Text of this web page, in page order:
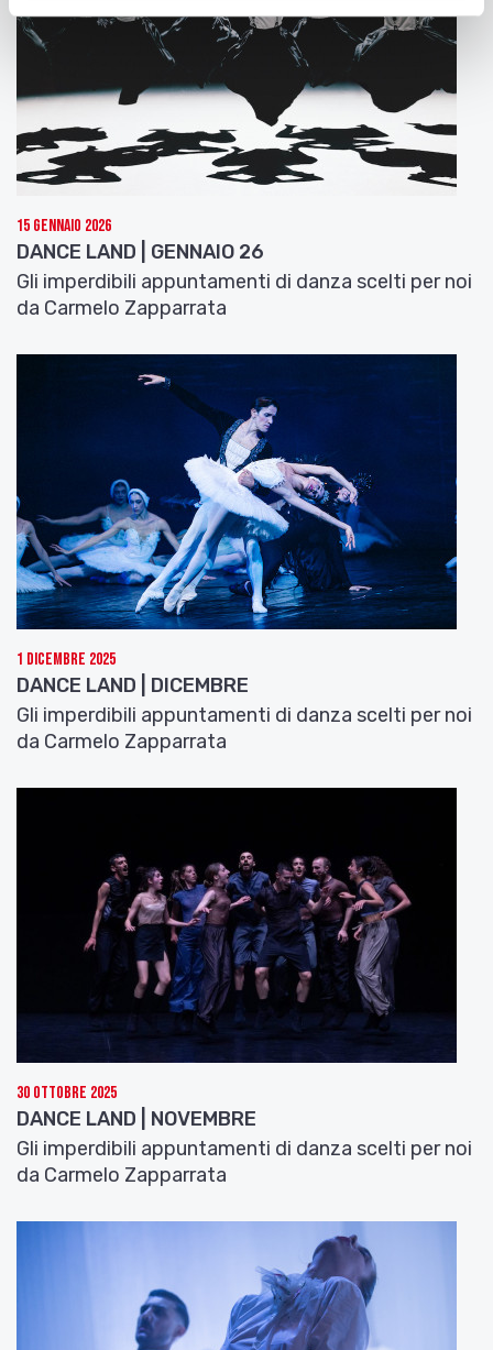
15 Gennaio 2026
DANCE LAND | GENNAIO 26
Gli imperdibili appuntamenti di danza scelti per noi
da Carmelo Zapparrata
1 Dicembre 2025
DANCE LAND | DICEMBRE
Gli imperdibili appuntamenti di danza scelti per noi
da Carmelo Zapparrata
30 Ottobre 2025
DANCE LAND | NOVEMBRE
Gli imperdibili appuntamenti di danza scelti per noi
da Carmelo Zapparrata